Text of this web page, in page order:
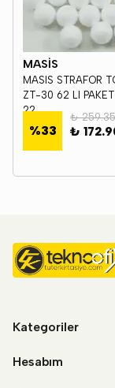
MASİS
MASIS STRAFOR
ZT-30 62 LI
22
%33
₺ 259.35
₺
Kategoriler
Hesabım